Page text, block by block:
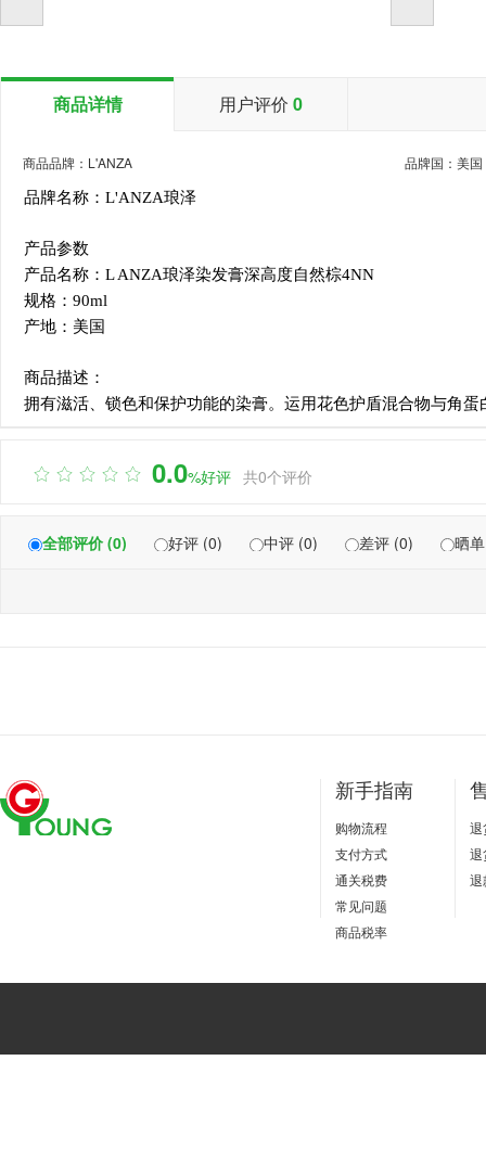
商品详情 用户评价 0
商品品牌：L'ANZA 品牌国：美国
品牌名称：L'ANZA琅泽
产品参数
产品名称：L ANZA琅泽染发膏深高度自然棕4NN
规格：90ml
产地：美国
商品描述：
拥有滋活、锁色和保护功能的染膏。运用花色护盾混合物与角
 0.0%好评 共0个评价
全部评价 (0) 好评 (0) 中评 (0) 差评 (0) 晒
新手指南
购物流程
支付方式
通关税费
常见问题
商品税率
退
退
退